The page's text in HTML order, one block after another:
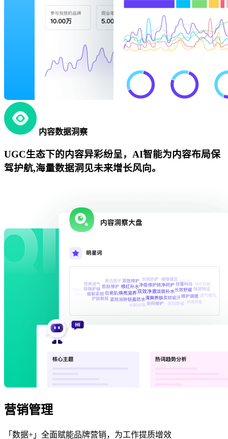
内容数据洞察
UGC生态下的内容异彩纷呈，AI智能为内容布局保
驾护航,海量数据洞见未来增长风向。
营销管理
「数据+」全面赋能品牌营销，为工作提质增效